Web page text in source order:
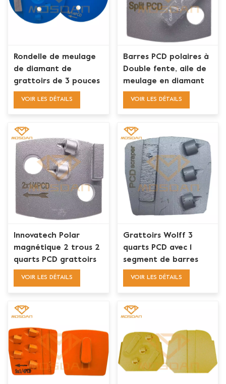
Rondelle de meulage
de diamant de
grattoirs de 3 pouces
CPS XPS Stonekor
VOIR LES DÉTAILS
Barres PCD polaires à
Double fente, aile de
meulage en diamant
pour l'élimination du
VOIR LES DÉTAILS
Innovatech Polar
magnétique 2 trous 2
quarts PCD grattoirs
diamant chaussure de
VOIR LES DÉTAILS
Grattoirs Wolff 3
quarts PCD avec 1
segment de barres
pour l'élimination de
VOIR LES DÉTAILS